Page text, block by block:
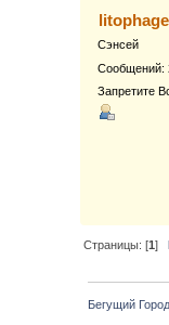
litophage
Сэнсей
Сообщений:
Запретите
Страницы: [1]
Бегущий Город